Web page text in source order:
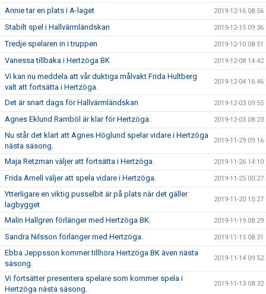
Annie tar en plats i A-laget 2019-12-16 08:56
Stabilt spel i Hallvärmländskan 2019-12-15 09:36
Tredje spelaren in i truppen 2019-12-10 08:51
Vanessa tillbaka i Hertzöga BK 2019-12-08 14:42
Vi kan nu meddela att vår duktiga målvakt Frida Hultberg
valt att fortsätta i Hertzöga.
2019-12-04 16:46
Det är snart dags för Hallvärmländskan 2019-12-03 09:55
Agnes Eklund Ramböl är klar för Hertzöga. 2019-12-03 08:23
Nu står det klart att Agnes Höglund spelar vidare i Hertzöga
nästa säsong.
2019-11-29 09:16
Maja Retzman väljer att fortsätta i Hertzöga. 2019-11-26 14:10
Frida Arnell väljer att spela vidare i Hertzöga. 2019-11-25 00:27
Ytterligare en viktig pusselbit är på plats när det gäller
lagbygget
2019-11-20 15:27
Malin Hallgren förlänger med Hertzöga BK. 2019-11-19 08:29
Sandra Nilsson förlänger med Hertzöga. 2019-11-15 08:31
Ebba Jeppsson kommer tillhöra Hertzöga BK även nästa
säsong.
2019-11-14 09:52
Vi fortsätter presentera spelare som kommer spela i
Hertzöga nästa säsong.
2019-11-13 08:32